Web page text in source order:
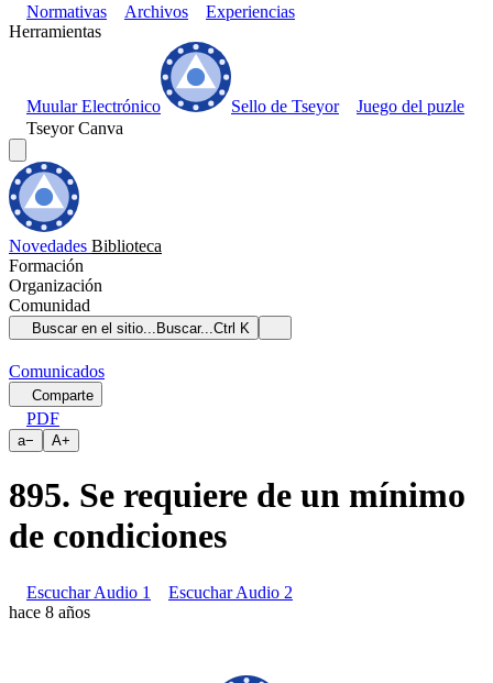
Normativas
Archivos
Experiencias
Herramientas
Muular Electrónico Sello de Tseyor
Juego del puzle
Tseyor Canva
Novedades Biblioteca
Formación
Organización
Comunidad
Buscar en el sitio... Buscar...Ctrl K
Comunicados
Comparte
PDF
a− A+
895. Se requiere de un mínimo
de condiciones
Escuchar Audio 1
Escuchar Audio 2
hace 8 años